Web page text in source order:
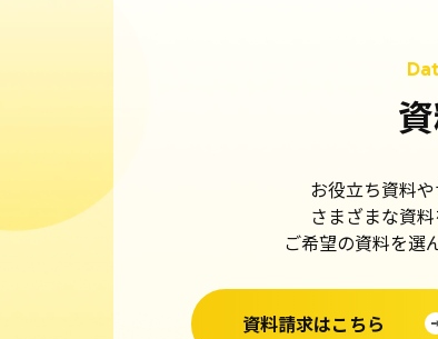
お役立ち資料や
さまざまな資
ご希望の資料を選
資料請求はこちら